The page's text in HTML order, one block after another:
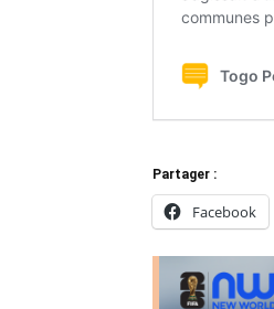
Partager :
Facebook